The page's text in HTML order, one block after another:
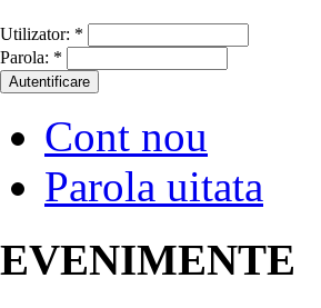
Utilizator: *
Parola: *
Cont nou
Parola uitata
EVENIMENTE